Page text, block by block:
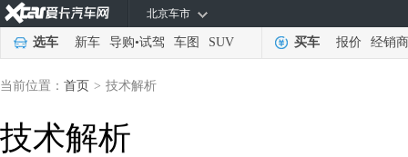
北京车市
选车 新车 导购•试驾 车图 SUV 买车 报价 经销商
当前位置： 首页 > 技术解析
技术解析